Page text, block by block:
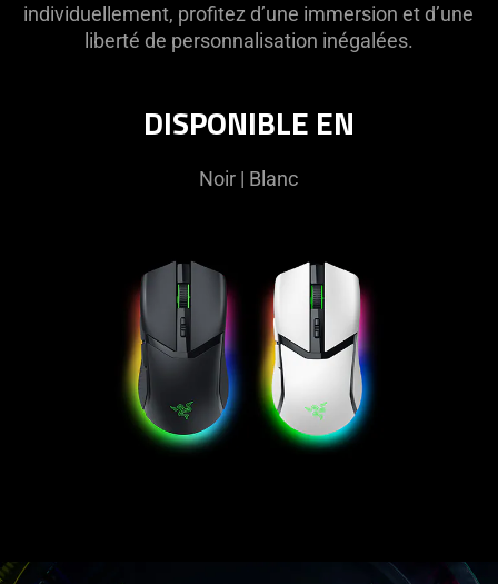
individuellement, profitez d’une immersion et d’une
liberté de personnalisation inégalées.
DISPONIBLE EN
Noir | Blanc